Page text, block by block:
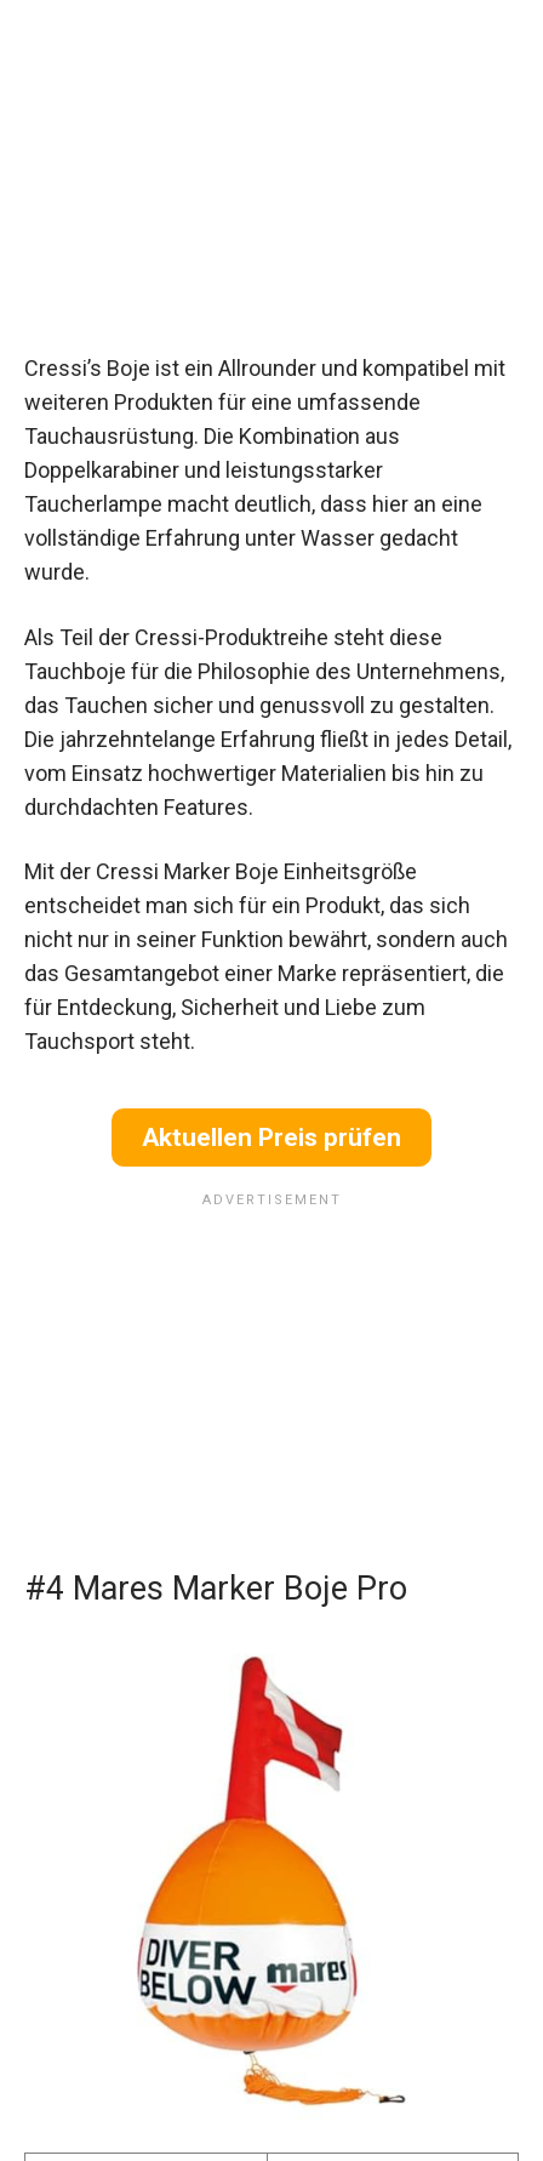
Cressi’s Boje ist ein Allrounder und kompatibel mit
weiteren Produkten für eine umfassende
Tauchausrüstung. Die Kombination aus
Doppelkarabiner und leistungsstarker
Taucherlampe macht deutlich, dass hier an eine
vollständige Erfahrung unter Wasser gedacht
wurde.
Als Teil der Cressi-Produktreihe steht diese
Tauchboje für die Philosophie des Unternehmens,
das Tauchen sicher und genussvoll zu gestalten.
Die jahrzehntelange Erfahrung fließt in jedes Detail,
vom Einsatz hochwertiger Materialien bis hin zu
durchdachten Features.
Mit der Cressi Marker Boje Einheitsgröße
entscheidet man sich für ein Produkt, das sich
nicht nur in seiner Funktion bewährt, sondern auch
das Gesamtangebot einer Marke repräsentiert, die
für Entdeckung, Sicherheit und Liebe zum
Tauchsport steht.
Aktuellen Preis prüfen
#4 Mares Marker Boje Pro